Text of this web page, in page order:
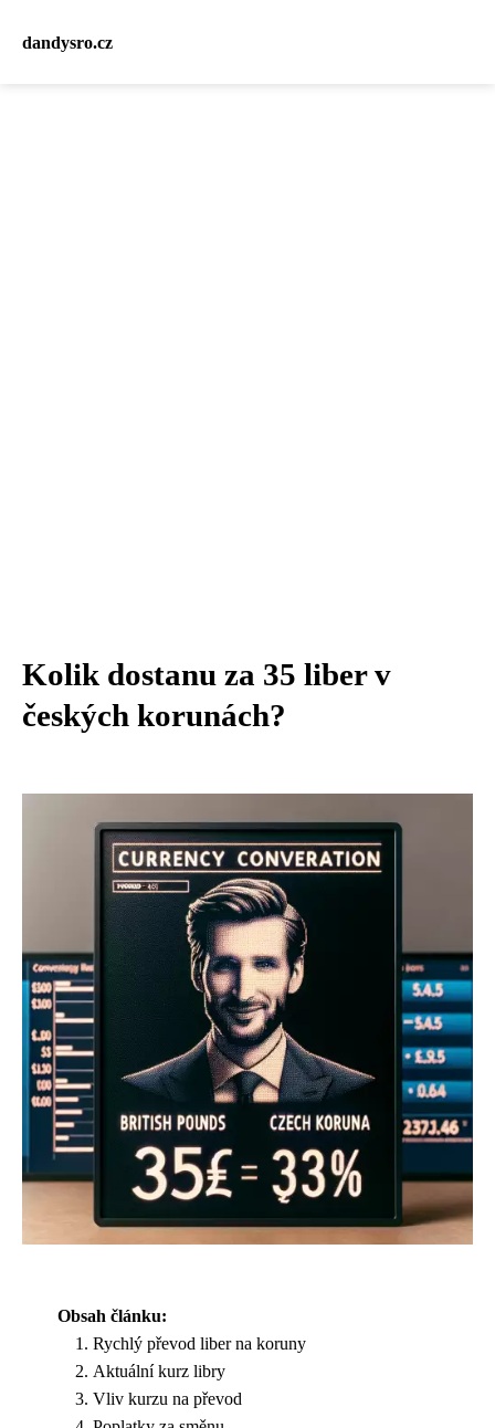
dandysro.cz
Kolik dostanu za 35 liber v
českých korunách?
Obsah článku:
Rychlý převod liber na koruny
Aktuální kurz libry
Vliv kurzu na převod